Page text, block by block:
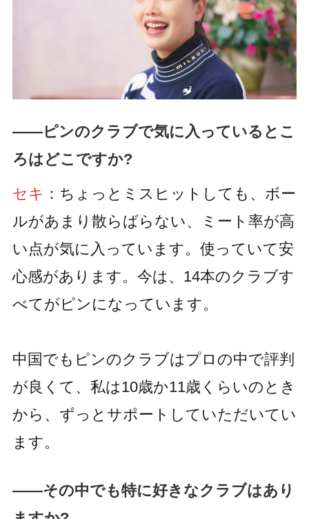
――ピンのクラブで気に入っているとこ
ろはどこですか?
セキ ：ちょっとミスヒットしても、ボー
ルがあまり散らばらない、ミート率が高
い点が気に入っています。使っていて安
心感があります。今は、14本のクラブす
べてがピンになっています。
中国でもピンのクラブはプロの中で評判
が良くて、私は10歳か11歳くらいのとき
から、ずっとサポートしていただいてい
ます。
――その中でも特に好きなクラブはあり